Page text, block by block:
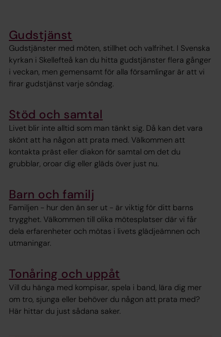
Gudstjänst
Gudstjänster med möten, stillhet och valfrihet. I Svenska
kyrkan i Skellefteå kan du hitta gudstjänster flera gånger
i veckan, men gemensamt för alla församlingar är att vi
firar gudstjänst varje söndag.
Stöd och samtal
Livet blir inte alltid som man tänkt sig. Då kan det vara
skönt att ha någon att prata med. Välkommen att
kontakta präst eller diakon för samtal om det du
grubblar, oroar dig eller gläds över just nu.
Barn och familj
Familjen - hur den än ser ut - är viktig för ditt barns
trygghet. Välkommen till olika mötesplatser där vi får
dela erfarenheter och mötas i livets glädjeämnen och
utmaningar.
Tonåring och uppåt
Vill du hänga med kompisar, spela i band, lära dig mer
om tro, sjunga eller behöver du någon att prata med?
Här hittar du just sådana saker.